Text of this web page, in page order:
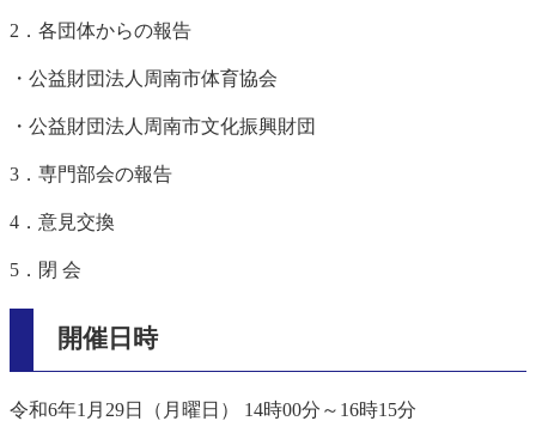
2．各団体からの報告
・公益財団法人周南市体育協会
・公益財団法人周南市文化振興財団
3．専門部会の報告
4．意見交換
5．閉 会
開催日時
令和6年1月29日（月曜日） 14時00分～16時15分